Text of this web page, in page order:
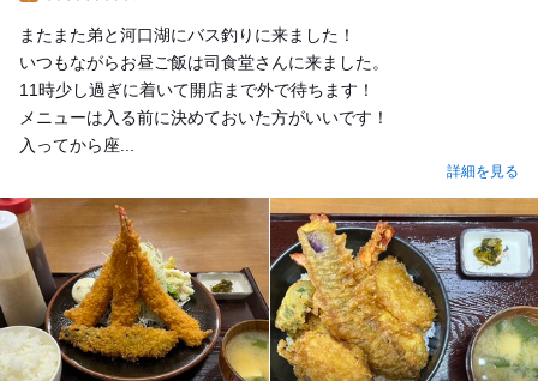
またまた弟と河口湖にバス釣りに来ました！
いつもながらお昼ご飯は司食堂さんに来ました。
11時少し過ぎに着いて開店まで外で待ちます！
メニューは入る前に決めておいた方がいいです！
入ってから座...
詳細を見る